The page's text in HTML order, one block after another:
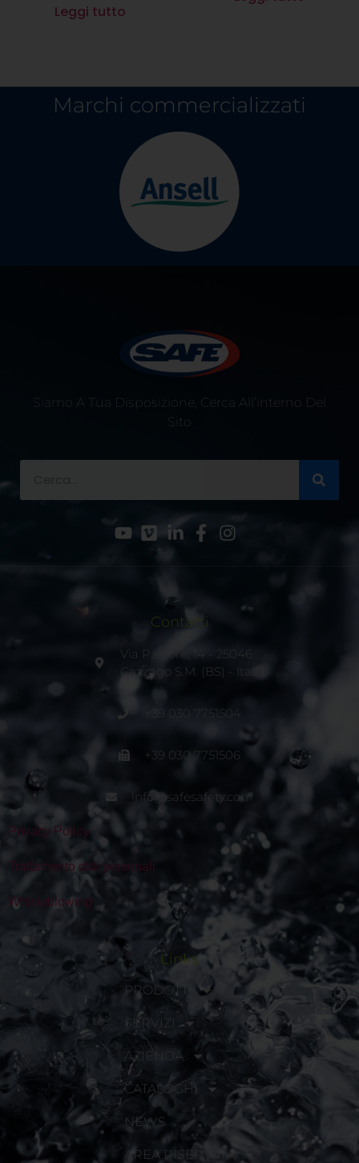
Leggi tutto
Marchi commercializzati
Siamo A Tua Disposizione, Cerca All’interno Del
Sito
Contatti
Via Pastore, 14 - 25046
Cazzago S.M. (BS) - Italia
+39 030 7751504
+39 030 7751506
info@safesafety.com
Privacy Policy
Trattamento dati personali
Whisleblowing
Links
PRODOTTI
SERVIZI
AZIENDA
CATALOGHI
NEWS
AREA RISERVATA